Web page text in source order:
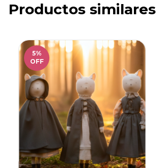
Productos similares
5%
OFF